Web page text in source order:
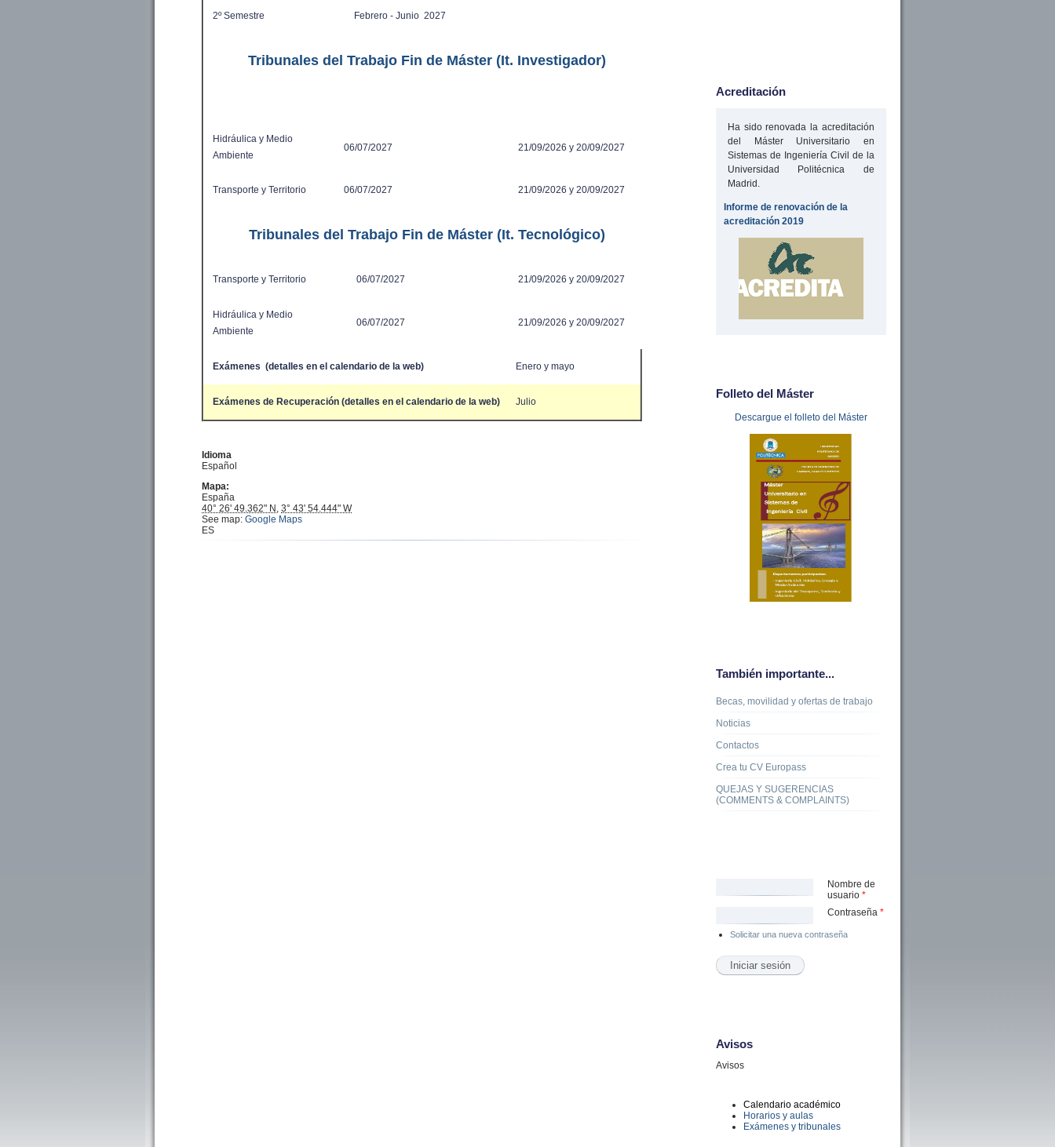
2º Semestre Febrero - Junio 2027
Tribunales del Trabajo Fin de Máster (It. Investigador)
Hidráulica y Medio
Ambiente
06/07/2027 21/09/2026 y 20/09/2027
Transporte y Territorio 06/07/2027 21/09/2026 y 20/09/2027
Tribunales del Trabajo Fin de Máster (It. Tecnológico)
Transporte y Territorio 06/07/2027 21/09/2026 y 20/09/2027
Hidráulica y Medio
Ambiente
06/07/2027 21/09/2026 y 20/09/2027
Exámenes (detalles en el calendario de la web) Enero y mayo
Exámenes de Recuperación (detalles en el calendario de la web) Julio
Idioma
Español
Mapa:
España
40° 26' 49.362" N , 3° 43' 54.444" W
See map: Google Maps
ES
Acreditación
Ha sido renovada la acreditación
del Máster Universitario en
Sistemas de Ingeniería Civil de la
Universidad Politécnica de
Madrid.
Informe de renovación de la
acreditación 2019
Folleto del Máster
Descargue el folleto del Máster
También importante...
Becas, movilidad y ofertas de trabajo
Noticias
Contactos
Crea tu CV Europass
QUEJAS Y SUGERENCIAS
(COMMENTS & COMPLAINTS)
Nombre de
usuario *
Contraseña *
Solicitar una nueva contraseña
Avisos
Avisos
Calendario académico
Horarios y aulas
Exámenes y tribunales